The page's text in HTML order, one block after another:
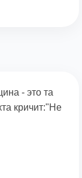
- это та
кричит:"Не